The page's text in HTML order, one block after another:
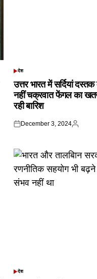
POSTED
देश
उत्तर भारत में सर्दियां
नहीं चक्रवात फेंगल का
रही बारिश
Posted
December 3, 2024
Posted
POSTED
देश